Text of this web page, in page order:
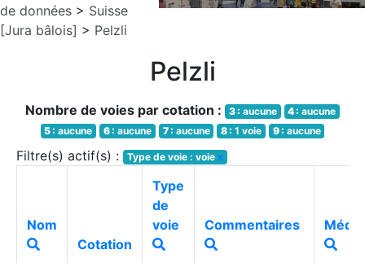
de données > Suisse
[Jura bâlois] > Pelzli
Pelzli
Nombre de voies par cotation : 3 : aucune 4 : aucune
5 : aucune 6 : aucune 7 : aucune 8 : 1 voie 9 : aucune
Filtre(s) actif(s) : Type de voie : voie x
Nom
Cotation
Type
de
voie
Commentaires